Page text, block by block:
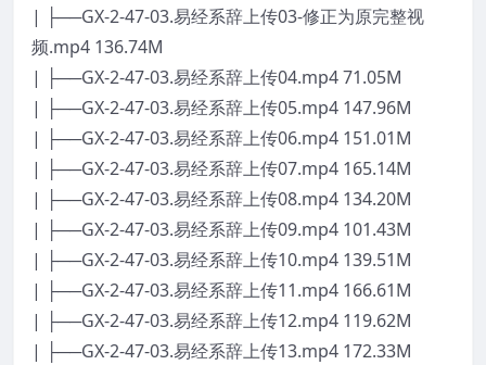
| ├──GX-2-47-03.易经系辞上传03-修正为原完整视
频.mp4 136.74M
| ├──GX-2-47-03.易经系辞上传04.mp4 71.05M
| ├──GX-2-47-03.易经系辞上传05.mp4 147.96M
| ├──GX-2-47-03.易经系辞上传06.mp4 151.01M
| ├──GX-2-47-03.易经系辞上传07.mp4 165.14M
| ├──GX-2-47-03.易经系辞上传08.mp4 134.20M
| ├──GX-2-47-03.易经系辞上传09.mp4 101.43M
| ├──GX-2-47-03.易经系辞上传10.mp4 139.51M
| ├──GX-2-47-03.易经系辞上传11.mp4 166.61M
| ├──GX-2-47-03.易经系辞上传12.mp4 119.62M
| ├──GX-2-47-03.易经系辞上传13.mp4 172.33M